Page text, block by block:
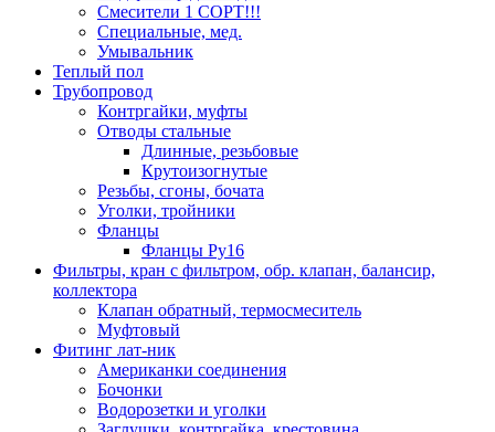
Смесители 1 СОРТ!!!
Специальные, мед.
Умывальник
Теплый пол
Трубопровод
Контргайки, муфты
Отводы стальные
Длинные, резьбовые
Крутоизогнутые
Резьбы, сгоны, бочата
Уголки, тройники
Фланцы
Фланцы Ру16
Фильтры, кран с фильтром, обр. клапан, балансир,
коллектора
Клапан обратный, термосмеситель
Муфтовый
Фитинг лат-ник
Американки соединения
Бочонки
Водорозетки и уголки